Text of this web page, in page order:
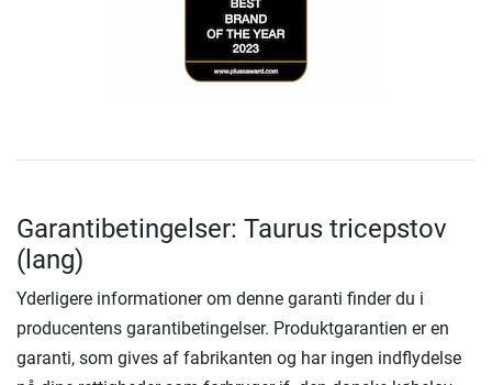
Garantibetingelser: Taurus tricepstov
(lang)
Yderligere informationer om denne garanti finder du i
producentens garantibetingelser. Produktgarantien er en
garanti, som gives af fabrikanten og har ingen indflydelse